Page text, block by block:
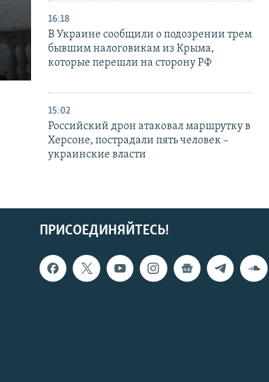
16:18
В Украине сообщили о подозрении трем
бывшим налоговикам из Крыма,
которые перешли на сторону РФ
15:02
Российский дрон атаковал маршрутку в
Херсоне, пострадали пять человек –
украинские власти
ПРИСОЕДИНЯЙТЕСЬ!